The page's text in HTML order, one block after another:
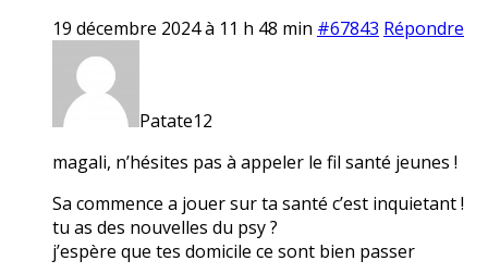
19 décembre 2024 à 11 h 48 min #67843 Répondre
Patate12
magali, n’hésites pas à appeler le fil santé jeunes !
Sa commence a jouer sur ta santé c’est inquietant !
tu as des nouvelles du psy ?
j’espère que tes domicile ce sont bien passer